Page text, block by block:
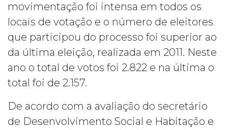
movimentação foi intensa em todos os
locais de votação e o número de eleitores
que participou do processo foi superior ao
da última eleição, realizada em 2011. Neste
ano o total de votos foi 2.822 e na última o
total foi de 2.157.
De acordo com a avaliação do secretário
de Desenvolvimento Social e Habitação e